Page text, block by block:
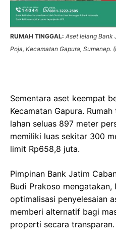
RUMAH TINGGAL: Aset lelang Bank
Poja, Kecamatan Gapura, Sumenep.
Sementara aset keempat
Kecamatan Gapura.
lahan seluas 897 meter
memiliki luas sekitar 300
limit Rp658,8 juta.
Pimpinan Bank Jatim
Budi Prakoso
optimalisasi penyelesaian
memberi alternatif bagi
properti secara transparan.